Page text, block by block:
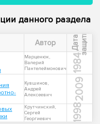
данного раздела
Автор Д
а
т
а
з
а
щ
и
т ы
Марценюк,
Валерий
Пантелеймонович
1984
Кувшинов,
Андрей
Алексеевич
2009
Крутчинский,
Сергей
Георгиевич
1998